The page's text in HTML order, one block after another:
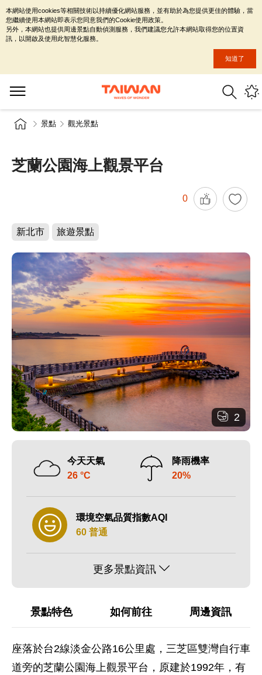
景點 觀光景點
芝蘭公園海上觀景平台
0
新北市 旅遊景點
2
今天天氣
26 °C
降雨機率
20%
環境空氣品質指數AQI
60 普通
更多景點資訊
景點特色 如何前往 周邊資訊
座落於台2線淡金公路16公里處，三芝區雙灣自行車
道旁的芝蘭公園海上觀景平台，原建於1992年，有
本網站使用cookies等相關技術以持續優化網站服務，並有助於為您提供更佳的體驗，當
您繼續使用本網站即表示您同意我們的Cookie使用政策。
另外，本網站也提供周邊景點自動偵測服務，我們建議您允許本網站取得您的位置資
訊，以開啟及使用此智慧化服務。
知道了